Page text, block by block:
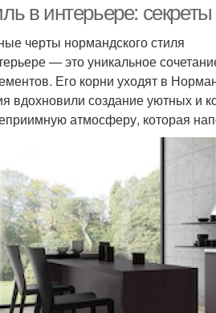
в интерьере:
черты нормандского стиля
— это уникальное
Его корни уходят в
вдохновили создание уютных
атмосферу, которая